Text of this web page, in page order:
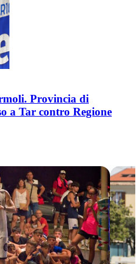
Provincia di
a Tar contro Regione